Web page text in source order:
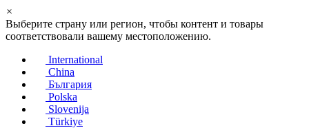
×
Выберите страну или регион, чтобы контент и товары
соответствовали вашему местоположению.
International
China
България
Polska
Slovenija
Türkiye